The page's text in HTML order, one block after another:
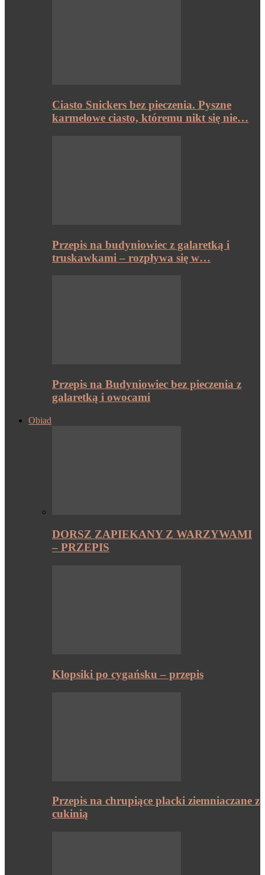
Ciasto Snickers bez pieczenia. Pyszne
karmelowe ciasto, któremu nikt się nie…
Przepis na budyniowiec z galaretką i
truskawkami – rozpływa się w…
Przepis na Budyniowiec bez pieczenia z
galaretką i owocami
Obiad
DORSZ ZAPIEKANY Z WARZYWAMI
– PRZEPIS
Klopsiki po cygańsku – przepis
Przepis na chrupiące placki ziemniaczane z
cukinią